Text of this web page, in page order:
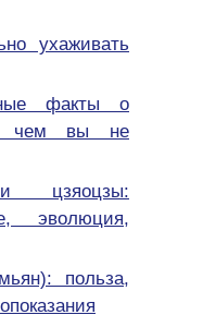
ухаживать
факты о
чем вы не
цзяоцзы:
эволюция,
польза,